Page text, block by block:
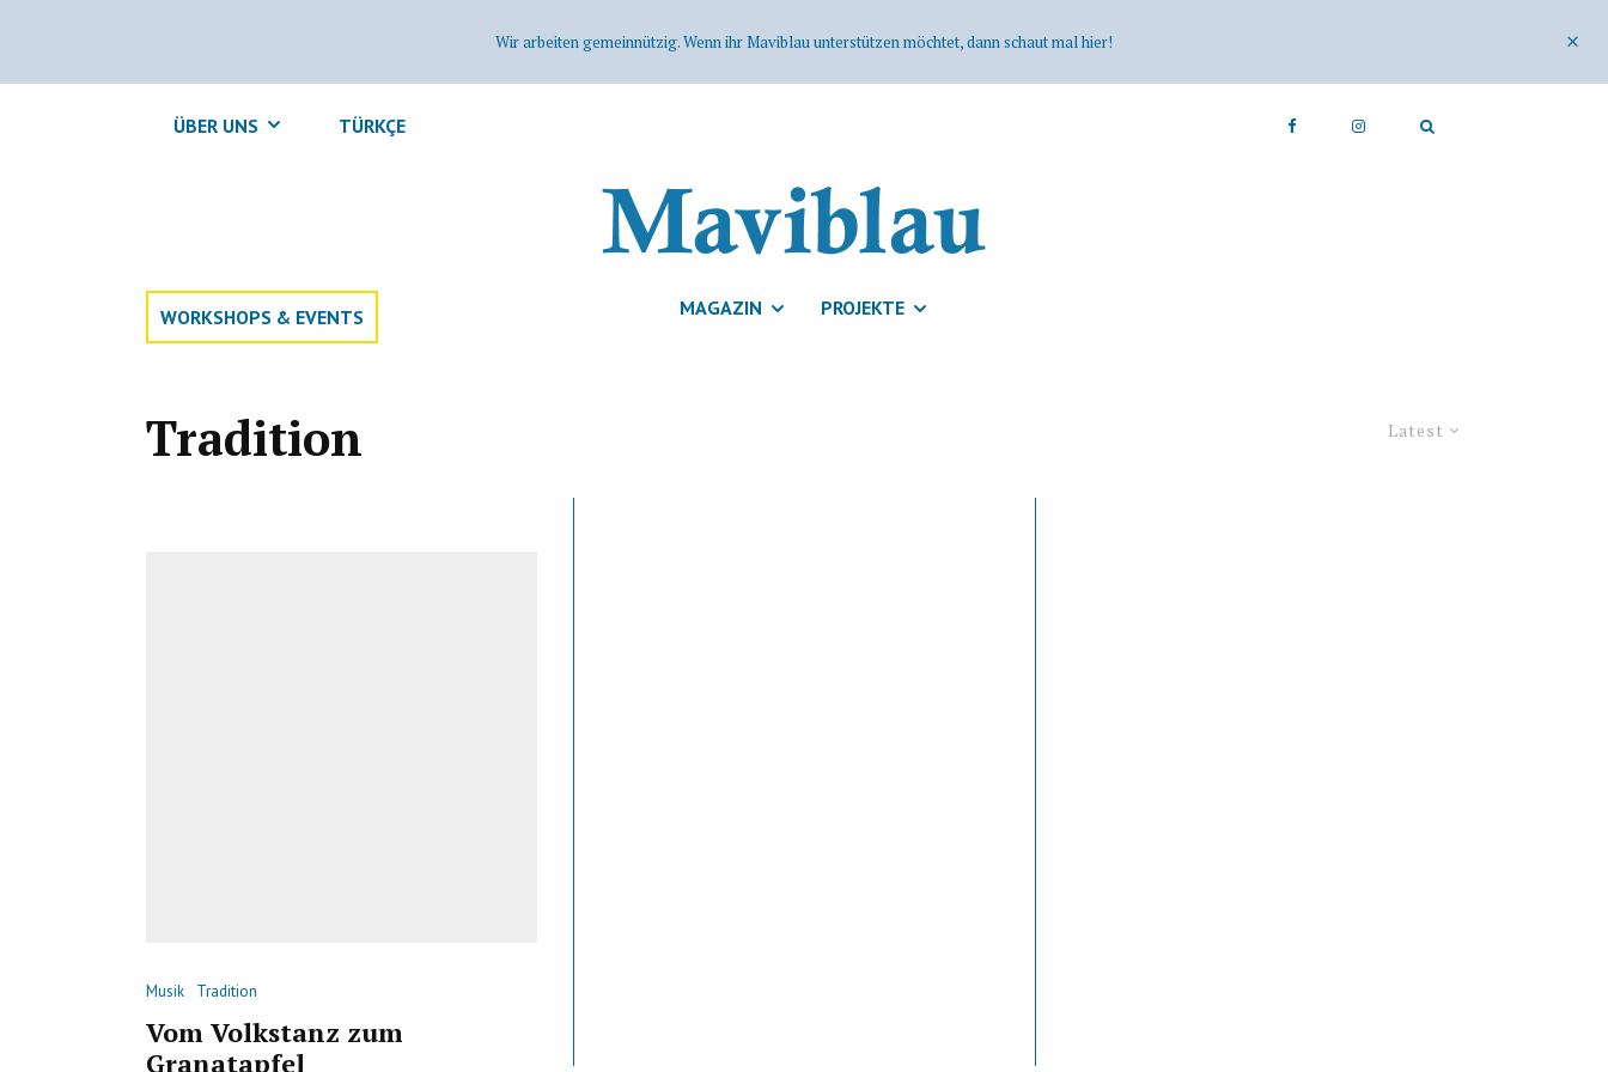
Wir arbeiten gemeinnützig. Wenn ihr Maviblau unterstützen möchtet, dann schaut mal hier!
ÜBER UNS TÜRKÇE
WORKSHOPS & EVENTS MAGAZIN PROJEKTE
Latest
Tradition
Musik Tradition
Vom Volkstanz zum
Granatapfel